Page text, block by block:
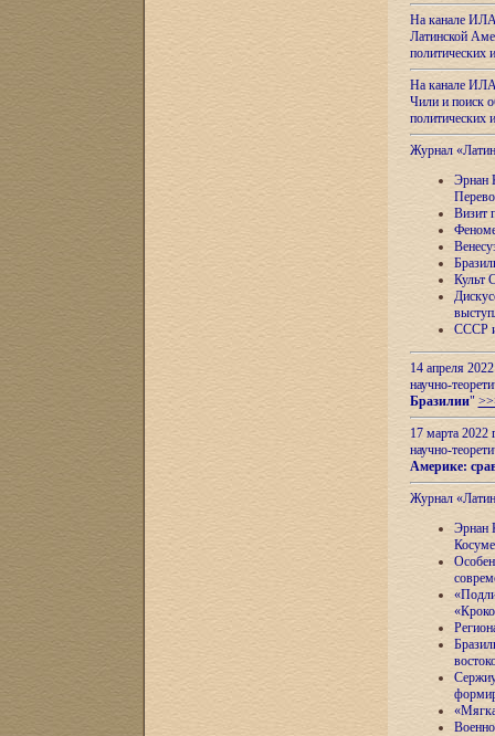
На канале
Латинской
На канале
Чили и поиск
Журнал
Эрнан
Визит
Культ
СССР и
14 апреля
научно-
Бразилии"
17 марта 2022
научно-
Америке:
Журнал
Эрнан